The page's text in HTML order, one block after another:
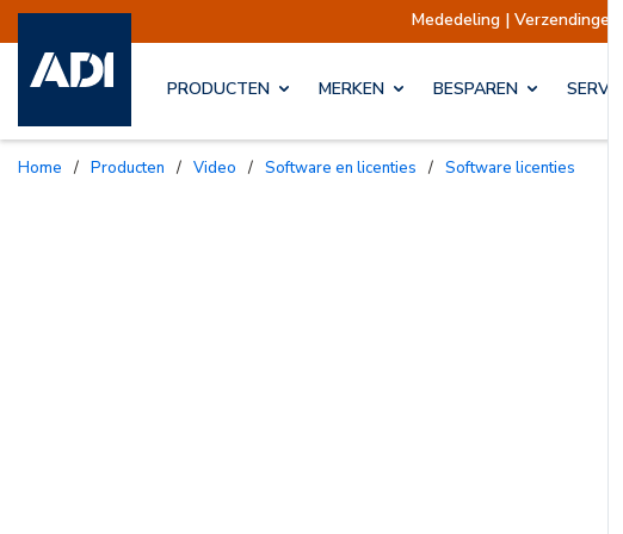
Mededeling | Verzendingen opgeschort
PRODUCTEN MERKEN BESPAREN
Home / Producten / Video / Software en licenties / Software licenties